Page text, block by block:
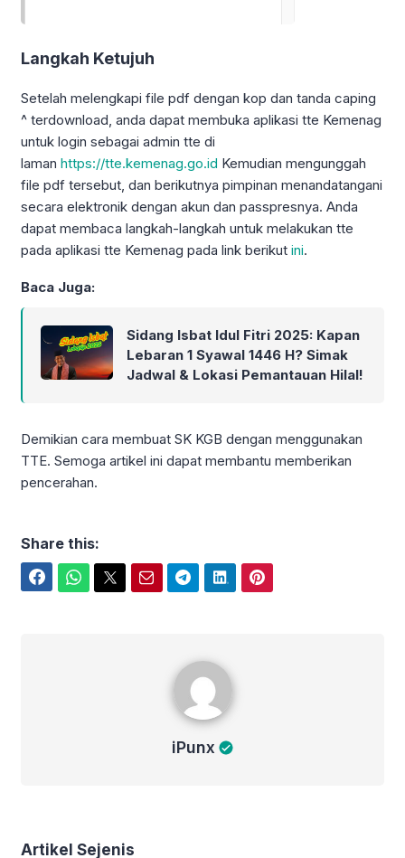
Langkah Ketujuh
Setelah melengkapi file pdf dengan kop dan tanda caping
^ terdownload, anda dapat membuka aplikasi tte Kemenag
untuk login sebagai admin tte di
laman https://tte.kemenag.go.id Kemudian mengunggah
file pdf tersebut, dan berikutnya pimpinan menandatangani
secara elektronik dengan akun dan passpresnya. Anda
dapat membaca langkah-langkah untuk melakukan tte
pada aplikasi tte Kemenag pada link berikut ini.
Baca Juga:
Sidang Isbat Idul Fitri 2025: Kapan
Lebaran 1 Syawal 1446 H? Simak
Jadwal & Lokasi Pemantauan Hilal!
Demikian cara membuat SK KGB dengan menggunakan
TTE. Semoga artikel ini dapat membantu memberikan
pencerahan.
Share this:
iPunx
Artikel Sejenis